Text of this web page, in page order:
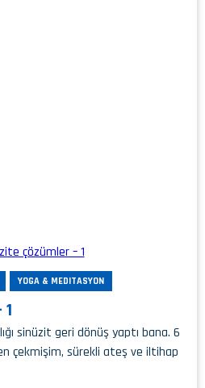
YOGA & MEDITASYON
sinüzit geri dönüş yaptı bana. 6
çekmişim, sürekli ateş ve iltihap